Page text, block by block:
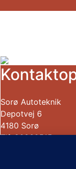
Sorø Autoteknik
Depotvej 6
4180 Sorø
Tlf. 20960515